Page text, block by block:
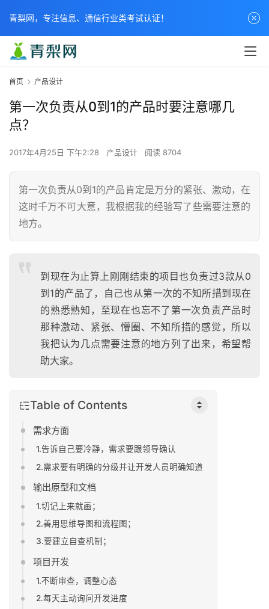
首页 产品设计
第一次负责从0到1的产品时要注意哪几
点？
2017年4月25日 下午2:28 产品设计 阅读 8704
第一次负责从0到1的产品肯定是万分的紧张、激动，在
这时千万不可大意，我根据我的经验写了些需要注意的
地方。
到现在为止算上刚刚结束的项目也负责过3款从0
到1的产品了，自己也从第一次的不知所措到现在
的熟悉熟知，至现在也忘不了第一次负责产品时
那种激动、紧张、懵圈、不知所措的感觉，所以
我把认为几点需要注意的地方列了出来，希望帮
助大家。
Table of Contents
需求方面
1.告诉自己要冷静，需求要跟领导确认
2.需求要有明确的分级并让开发人员明确知道
输出原型和文档
1.切记上来就画；
2.善用思维导图和流程图；
3.要建立自查机制；
项目开发
1.不断审查，调整心态
2.每天主动询问开发进度
青梨网，专注信息、通信行业类考试认证！